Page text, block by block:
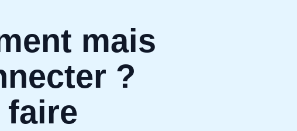
mais
?
faire